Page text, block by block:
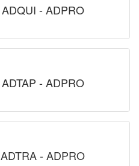
ADQUI - ADPRO
ADTAP - ADPRO
ADTRA - ADPRO